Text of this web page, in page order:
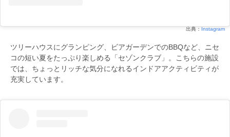
出典： Instagram
ツリーハウスにグランピング、ビアガーデンでのBBQなど、ニセ
コの短い夏をたっぷり楽しめる「セゾンクラブ」。こちらの施設
では、ちょっとリッチな気分になれるインドアアクティビティが
充実しています。